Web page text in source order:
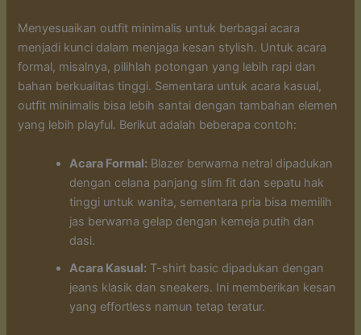
Menyesuaikan outfit minimalis untuk berbagai acara
menjadi kunci dalam menjaga kesan stylish. Untuk acara
formal, misalnya, pilihlah potongan yang lebih rapi dan
bahan berkualitas tinggi. Sementara untuk acara kasual,
outfit minimalis bisa lebih santai dengan tambahan elemen
yang lebih playful. Berikut adalah beberapa contoh:
Acara Formal: Blazer berwarna netral dipadukan
dengan celana panjang slim fit dan sepatu hak
tinggi untuk wanita, sementara pria bisa memilih
jas berwarna gelap dengan kemeja putih dan
dasi.
Acara Kasual: T-shirt basic dipadukan dengan
jeans klasik dan sneakers. Ini memberikan kesan
yang effortless namun tetap teratur.